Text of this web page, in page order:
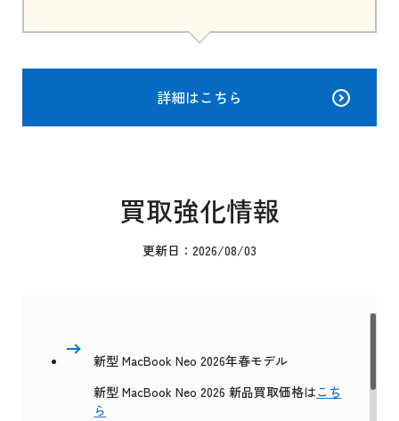
詳細はこちら
買取強化情報
更新日：2026/08/03
新型 MacBook Neo 2026年春モデル
新型 MacBook Neo 2026 新品買取価格はこち
ら